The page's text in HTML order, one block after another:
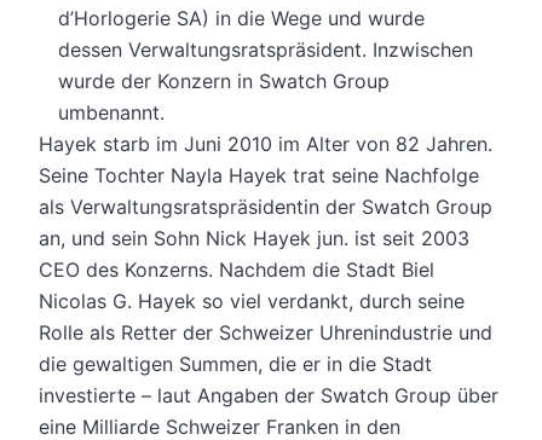
d’Horlogerie SA) in die Wege und wurde
dessen Verwaltungsratspräsident. Inzwischen
wurde der Konzern in Swatch Group
umbenannt.
Hayek starb im Juni 2010 im Alter von 82 Jahren.
Seine Tochter Nayla Hayek trat seine Nachfolge
als Verwaltungsratspräsidentin der Swatch Group
an, und sein Sohn Nick Hayek jun. ist seit 2003
CEO des Konzerns. Nachdem die Stadt Biel
Nicolas G. Hayek so viel verdankt, durch seine
Rolle als Retter der Schweizer Uhrenindustrie und
die gewaltigen Summen, die er in die Stadt
investierte – laut Angaben der Swatch Group über
eine Milliarde Schweizer Franken in den